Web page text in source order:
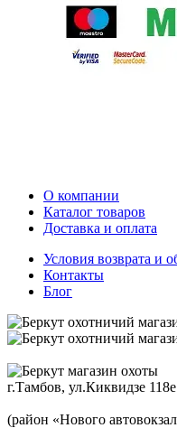
О компании
Каталог товаров
Доставка и оплата
Условия возврата и
Контакты
Блог
г.Тамбов, ул.Киквидзе 118е
(район «Нового